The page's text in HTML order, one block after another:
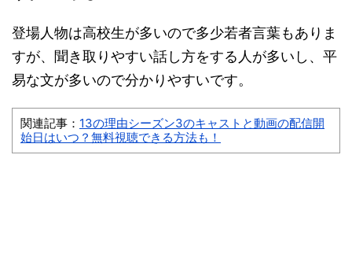
登場人物は高校生が多いので多少若者言葉もありま
すが、聞き取りやすい話し方をする人が多いし、平
易な文が多いので分かりやすいです。
関連記事： 13の理由シーズン3のキャストと動画の配信開
始日はいつ？無料視聴できる方法も！